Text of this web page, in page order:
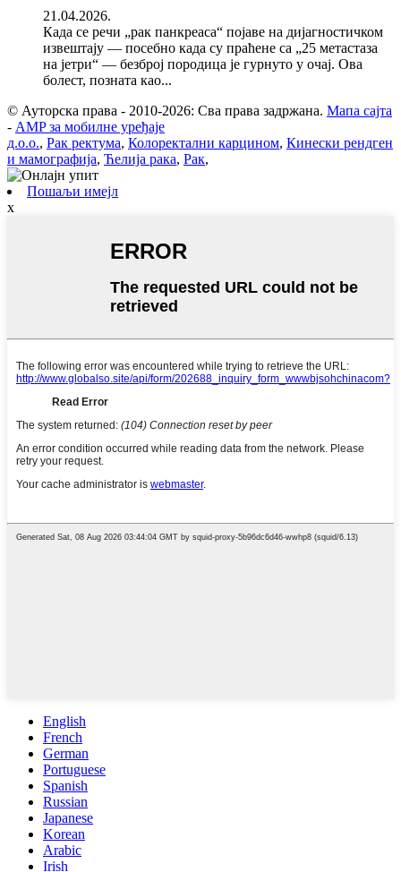
21.04.2026.
Када се речи „рак панкреаса“ појаве на дијагностичком
извештају — посебно када су праћене са „25 метастаза
на јетри“ — безброј породица је гурнуто у очај. Ова
болест, позната као...
© Ауторска права - 2010-2026: Сва права задржана. Мапа сајта
- AMP за мобилне уређаје
д.о.о., Рак ректума, Колоректални карцином, Кинески рендген
и мамографија, Ћелија рака, Рак,
Пошаљи имејл
x
English
French
German
Portuguese
Spanish
Russian
Japanese
Korean
Arabic
Irish